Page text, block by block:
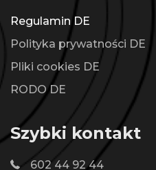
Regulamin DE
Polityka prywatności DE
Pliki cookies DE
RODO DE
Szybki kontakt
602 44 92 44